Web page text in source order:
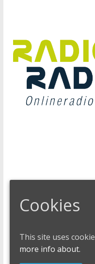
Krumbach und
Supercup Massi
Halbzeit beim Andalucia
Cookies
This site uses
more info about.